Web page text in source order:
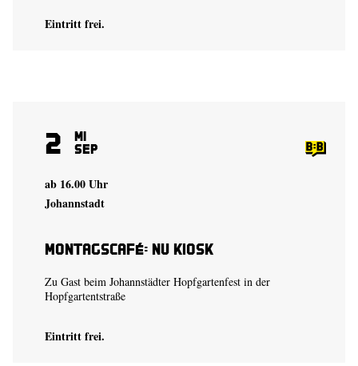
Eintritt frei.
2 Mi
Sep
ab 16.00 Uhr
Johannstadt
Montagscafé: Nu Kiosk
Zu Gast beim Johannstädter Hopfgartenfest in der
Hopfgartentstraße
Eintritt frei.